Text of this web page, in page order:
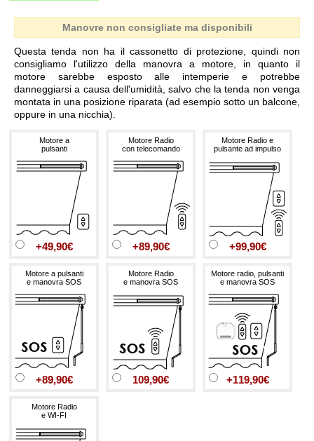
Manovre non consigliate ma disponibili
Questa tenda non ha il cassonetto di protezione, quindi non
consigliamo l'utilizzo della manovra a motore, in quanto il
motore sarebbe esposto alle intemperie e potrebbe
danneggiarsi a causa dell'umidità, salvo che la tenda non venga
montata in una posizione riparata (ad esempio sotto un balcone,
oppure in una nicchia).
Motore a
pulsanti
+49,90€
Motore Radio
con telecomando
+89,90€
Motore Radio e
pulsante ad impulso
+99,90€
Motore a pulsanti
e manovra SOS
+89,90€
Motore Radio
e manovra SOS
109,90€
Motore radio, pulsanti
e manovra SOS
+119,90€
Motore Radio
e WI-FI